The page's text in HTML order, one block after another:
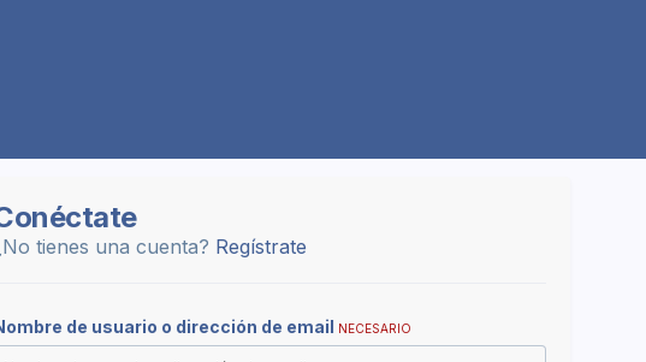
tienes una cuenta? Regístrate
de usuario o dirección de email NECESARIO